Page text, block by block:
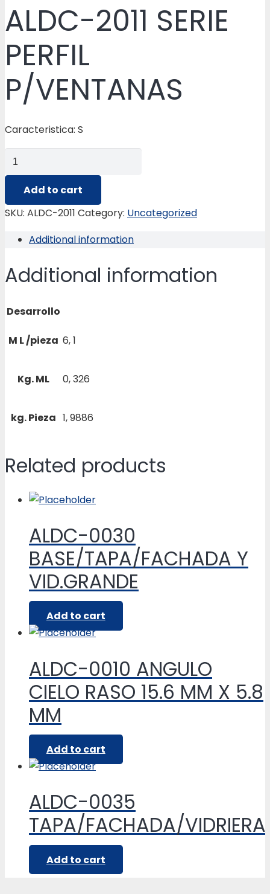
ALDC-2011 SERIE
PERFIL
P/VENTANAS
Caracteristica: S
ALDC-
2011
SERIE
PERFIL
quantity
Add to cart
SKU: ALDC-2011 Category: Uncategorized
Additional information
Additional information
Desarrollo
M L /pieza 6, 1
Kg. ML 0, 326
kg. Pieza 1, 9886
Related products
ALDC-0030
BASE/TAPA/FACHADA Y
VID.GRANDE
Add to cart
ALDC-0010 ANGULO
CIELO RASO 15.6 MM X 5.8
MM
Add to cart
ALDC-0035
TAPA/FACHADA/VIDRIERA
Add to cart